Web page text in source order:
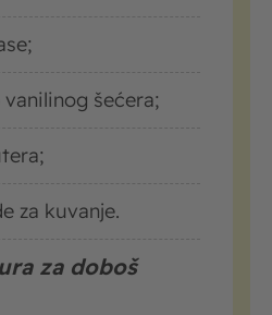
vanilinog šećera;
za kuvanje.
za doboš